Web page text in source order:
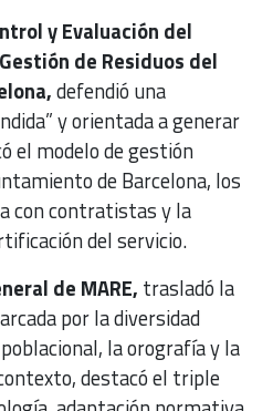
y Evaluación del
de Residuos del
defendió una
y orientada a generar
el modelo de gestión
de Barcelona, los
con contratistas y la
del servicio.
de MARE, trasladó la
por la diversidad
la orografía y la
destacó el triple